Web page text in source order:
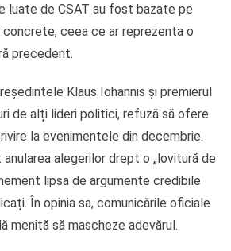
luate de CSAT au fost bazate pe
ceea ce ar reprezenta o
precedent.
Klaus Iohannis și premierul
de alți lideri politici, refuză să ofere
la evenimentele din decembrie.
alegerilor drept o „lovitură de
lipsa de argumente credibile
În opinia sa, comunicările oficiale
menită să mascheze adevărul.